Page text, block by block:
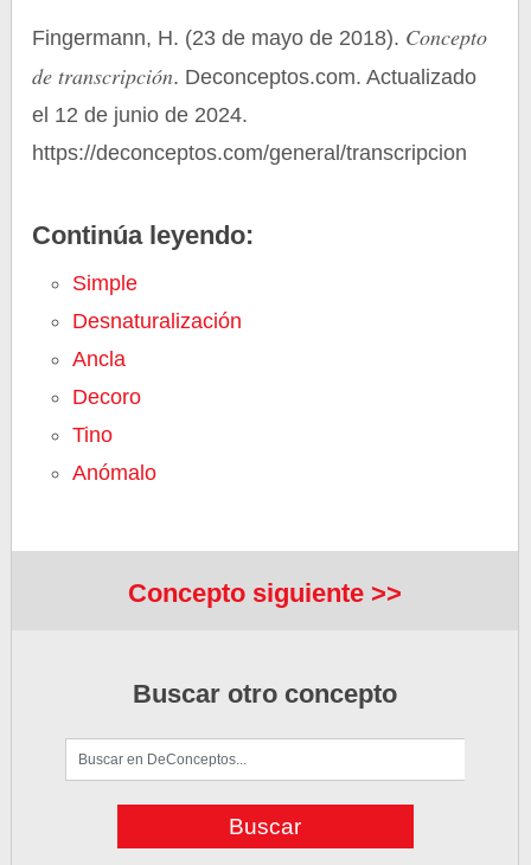
Fingermann, H. (23 de mayo de 2018). Concepto
de transcripción. Deconceptos.com. Actualizado
el 12 de junio de 2024.
https://deconceptos.com/general/transcripcion
Continúa leyendo:
Simple
Desnaturalización
Ancla
Decoro
Tino
Anómalo
Concepto siguiente >>
Buscar otro concepto